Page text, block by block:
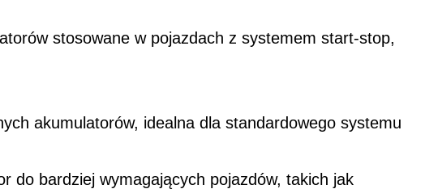
stosowane w pojazdach z systemem start-stop,
akumulatorów, idealna dla standardowego systemu
do bardziej wymagających pojazdów, takich jak